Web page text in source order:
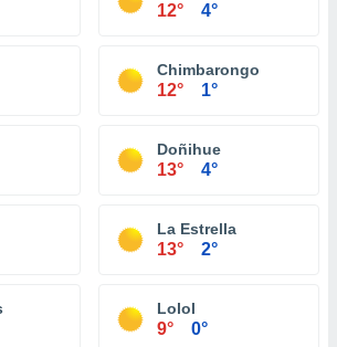
12° 4°
Chimbarongo
12° 1°
Doñihue
13° 4°
La Estrella
13° 2°
Lolol
9° 0°